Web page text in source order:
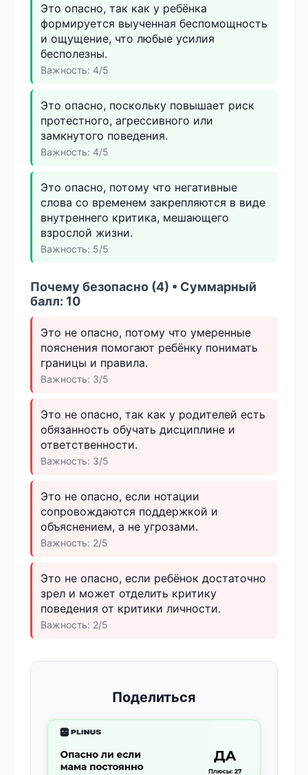
Это опасно, так как у ребёнка
формируется выученная беспомощность
и ощущение, что любые усилия
бесполезны.
Важность: 4/5
Это опасно, поскольку повышает риск
протестного, агрессивного или
замкнутого поведения.
Важность: 4/5
Это опасно, потому что негативные
слова со временем закрепляются в виде
внутреннего критика, мешающего
взрослой жизни.
Важность: 5/5
Почему безопасно (4) • Суммарный
балл: 10
Это не опасно, потому что умеренные
пояснения помогают ребёнку понимать
границы и правила.
Важность: 3/5
Это не опасно, так как у родителей есть
обязанность обучать дисциплине и
ответственности.
Важность: 3/5
Это не опасно, если нотации
сопровождаются поддержкой и
объяснением, а не угрозами.
Важность: 2/5
Это не опасно, если ребёнок достаточно
зрел и может отделить критику
поведения от критики личности.
Важность: 2/5
Поделиться